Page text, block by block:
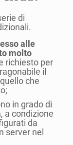
di
alle
molto
richiesto per
il
che
in grado di
, a condizione
da
server nel